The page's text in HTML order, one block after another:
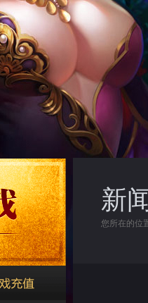
新
您所在的位